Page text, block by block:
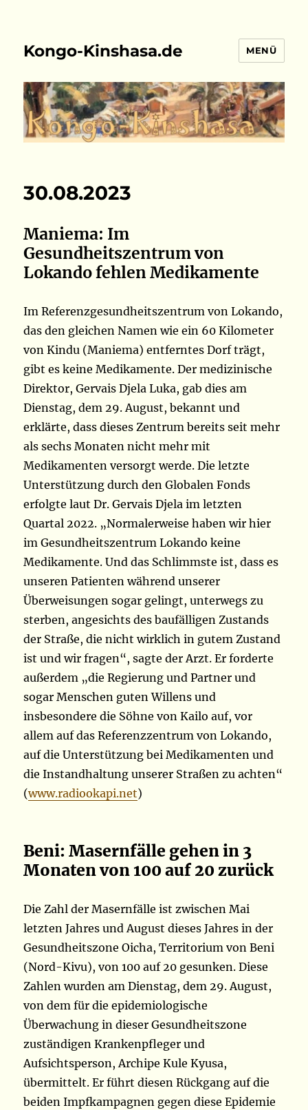
Kongo-Kinshasa.de MENÜ
30.08.2023
Maniema: Im
Gesundheitszentrum von
Lokando fehlen Medikamente
Im Referenzgesundheitszentrum von Lokando,
das den gleichen Namen wie ein 60 Kilometer
von Kindu (Maniema) entferntes Dorf trägt,
gibt es keine Medikamente. Der medizinische
Direktor, Gervais Djela Luka, gab dies am
Dienstag, dem 29. August, bekannt und
erklärte, dass dieses Zentrum bereits seit mehr
als sechs Monaten nicht mehr mit
Medikamenten versorgt werde. Die letzte
Unterstützung durch den Globalen Fonds
erfolgte laut Dr. Gervais Djela im letzten
Quartal 2022. „Normalerweise haben wir hier
im Gesundheitszentrum Lokando keine
Medikamente. Und das Schlimmste ist, dass es
unseren Patienten während unserer
Überweisungen sogar gelingt, unterwegs zu
sterben, angesichts des baufälligen Zustands
der Straße, die nicht wirklich in gutem Zustand
ist und wir fragen“, sagte der Arzt. Er forderte
außerdem „die Regierung und Partner und
sogar Menschen guten Willens und
insbesondere die Söhne von Kailo auf, vor
allem auf das Referenzzentrum von Lokando,
auf die Unterstützung bei Medikamenten und
die Instandhaltung unserer Straßen zu achten“
(www.radiookapi.net)
Beni: Masernfälle gehen in 3
Monaten von 100 auf 20 zurück
Die Zahl der Masernfälle ist zwischen Mai
letzten Jahres und August dieses Jahres in der
Gesundheitszone Oicha, Territorium von Beni
(Nord-Kivu), von 100 auf 20 gesunken. Diese
Zahlen wurden am Dienstag, dem 29. August,
von dem für die epidemiologische
Überwachung in dieser Gesundheitszone
zuständigen Krankenpfleger und
Aufsichtsperson, Archipe Kule Kyusa,
übermittelt. Er führt diesen Rückgang auf die
beiden Impfkampagnen gegen diese Epidemie